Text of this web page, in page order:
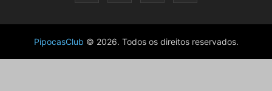
PipocasClub © 2026. Todos os direitos reservados.